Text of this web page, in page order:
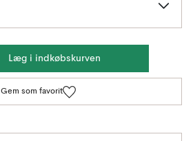
Læg i indkøbskurven
Gem som favorit